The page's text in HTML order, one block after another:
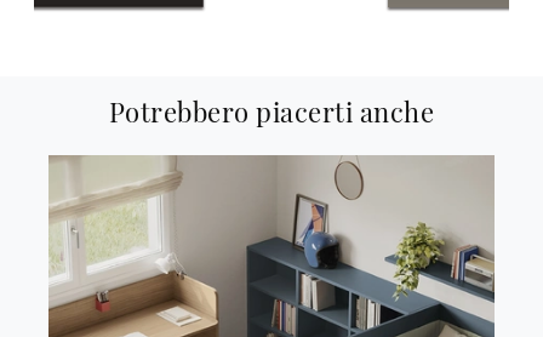
Potrebbero piacerti anche